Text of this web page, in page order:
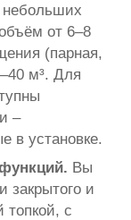
небольших
от 6–8
(парная,
м³. Для
–
в установке.
Вы
закрытого и
топкой, с